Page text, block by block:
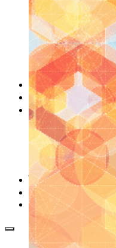
illustrator
lightroom
OS X
office
fonty zadarmo
rozmery papiera
slovník pojmov
DENNÍK DETEPÁKA
OD DETEPÁKOV
ODKAZY
EAN generátor
QR generátor
.cdr online
lorem ipsum
zistiť názov fontu
WORKSHOPY
BAZÁR
zaslať súbor do